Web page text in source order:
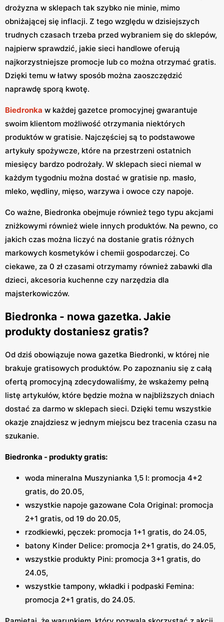
drożyzna w sklepach tak szybko nie minie, mimo
obniżającej się inflacji. Z tego względu w dzisiejszych
trudnych czasach trzeba przed wybraniem się do sklepów,
najpierw sprawdzić, jakie sieci handlowe oferują
najkorzystniejsze promocje lub co można otrzymać gratis.
Dzięki temu w łatwy sposób można zaoszczędzić
naprawdę sporą kwotę.
Biedronka w każdej gazetce promocyjnej gwarantuje
swoim klientom możliwość otrzymania niektórych
produktów w gratisie. Najczęściej są to podstawowe
artykuły spożywcze, które na przestrzeni ostatnich
miesięcy bardzo podrożały. W sklepach sieci niemal w
każdym tygodniu można dostać w gratisie np. masło,
mleko, wędliny, mięso, warzywa i owoce czy napoje.
Co ważne, Biedronka obejmuje również tego typu akcjami
zniżkowymi również wiele innych produktów. Na pewno, co
jakich czas można liczyć na dostanie gratis różnych
markowych kosmetyków i chemii gospodarczej. Co
ciekawe, za 0 zł czasami otrzymamy również zabawki dla
dzieci, akcesoria kuchenne czy narzędzia dla
majsterkowiczów.
Biedronka - nowa gazetka. Jakie
produkty dostaniesz gratis?
Od dziś obowiązuje nowa gazetka Biedronki, w której nie
brakuje gratisowych produktów. Po zapoznaniu się z całą
ofertą promocyjną zdecydowaliśmy, że wskażemy pełną
listę artykułów, które będzie można w najbliższych dniach
dostać za darmo w sklepach sieci. Dzięki temu wszystkie
okazje znajdziesz w jednym miejscu bez tracenia czasu na
szukanie.
Biedronka - produkty gratis:
woda mineralna Muszynianka 1,5 l: promocja 4+2
gratis, do 20.05,
wszystkie napoje gazowane Cola Original: promocja
2+1 gratis, od 19 do 20.05,
rzodkiewki, pęczek: promocja 1+1 gratis, do 24.05,
batony Kinder Delice: promocja 2+1 gratis, do 24.05,
wszystkie produkty Pini: promocja 3+1 gratis, do
24.05,
wszystkie tampony, wkładki i podpaski Femina:
promocja 2+1 gratis, do 24.05.